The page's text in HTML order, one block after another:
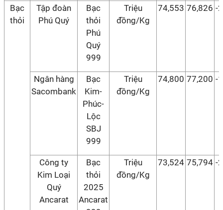
Bạc
thỏi
Tập đoàn
Phú Quý
Bạc
thỏi
Phú
Quý
999
Triệu
đồng/Kg
74,553 76,826 -
Ngân hàng
Sacombank
Bạc
Kim-
Phúc-
Lộc
SBJ
999
Triệu
đồng/Kg
74,800 77,200 -
Công ty
Kim Loại
Quý
Ancarat
Bạc
thỏi
2025
Ancarat
Triệu
đồng/Kg
73,524 75,794 -